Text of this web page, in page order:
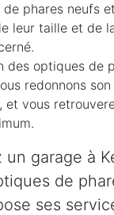
phares neufs
leur taille et de
des optiques de
redonnons
et vous
un garage à
de
ses